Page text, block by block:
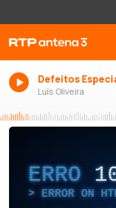
Defeitos
Luís Oliveira
ERRO
ERROR ON